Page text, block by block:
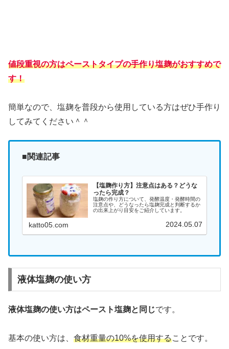
値段重視の方はペーストタイプの手作り塩麹がおすすめで
す！
簡単なので、塩麹を普段から使用している方はぜひ手作り
してみてください＾＾
■関連記事
【塩麹作り方】注意点はある？どうな
ったら完成？
塩麹の作り方について、発酵温度・発酵時間の
注意点や、どうなったら塩麹完成と判断するか
の出来上がり目安をご紹介しています。
katto05.com 2024.05.07
液体塩麹の使い方
液体塩麹の使い方はペースト塩麹と同じです。
基本の使い方は、 食材重量の10%を使用することです。